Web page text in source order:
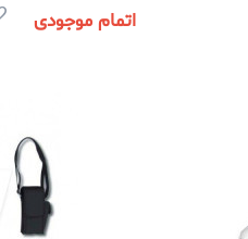
اتمام موجودی